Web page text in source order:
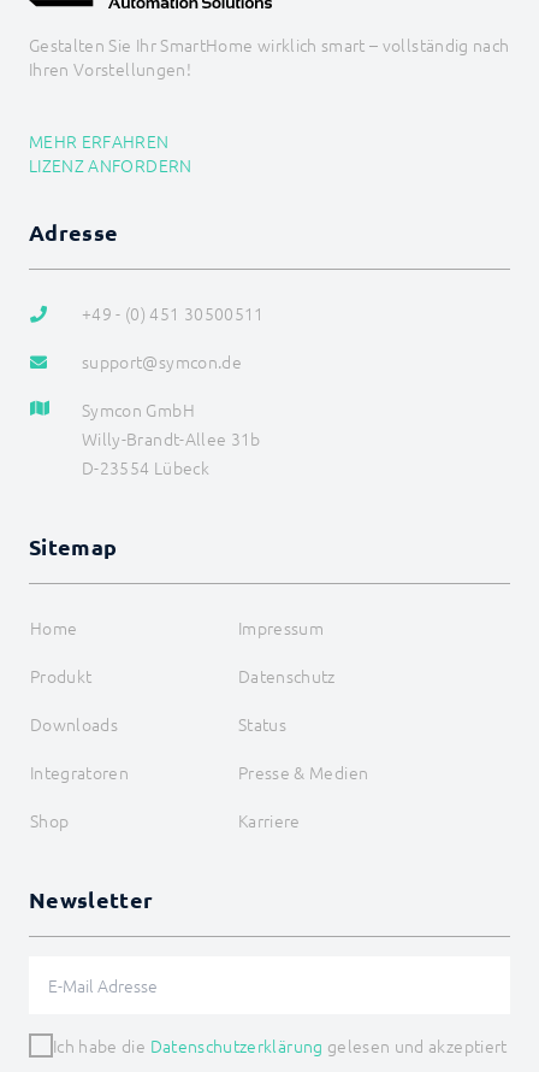
Gestalten Sie Ihr SmartHome wirklich smart – vollständig nach
Ihren Vorstellungen!
MEHR ERFAHREN
LIZENZ ANFORDERN
Adresse
+49 - (0) 451 30500511
support@symcon.de
Symcon GmbH
Willy-Brandt-Allee 31b
D-23554 Lübeck
Sitemap
Home
Impressum
Produkt
Datenschutz
Downloads
Status
Integratoren
Presse & Medien
Shop
Karriere
Newsletter
Ich habe die Datenschutzerklärung gelesen und akzeptiert